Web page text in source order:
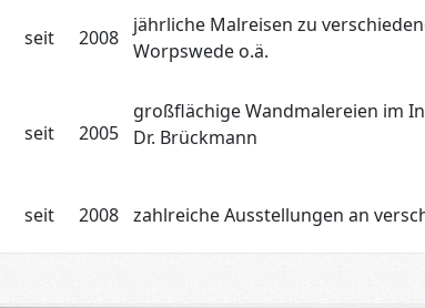
seit 2008
jährliche Malreisen zu
Worpswede o.ä.
seit 2005
großflächige Wandmalereien im
Dr. Brückmann
seit 2008 zahlreiche Ausstellungen an